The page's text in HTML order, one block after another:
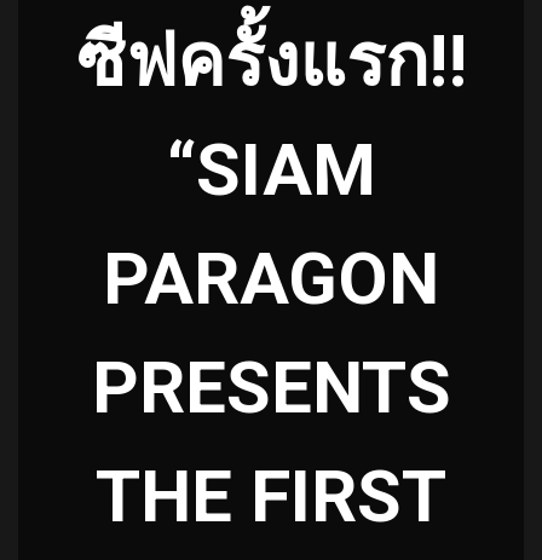
ซีฟครั้งแรก!!
“SIAM
PARAGON
PRESENTS
THE FIRST